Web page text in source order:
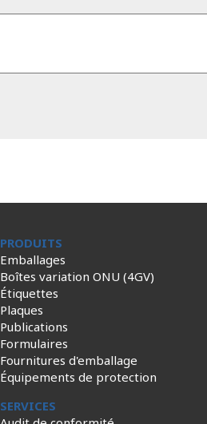
PRODUITS
Emballages
Boîtes variation ONU (4GV)
Étiquettes
Plaques
Publications
Formulaires
Fournitures d'emballage
Équipements de protection
SERVICES